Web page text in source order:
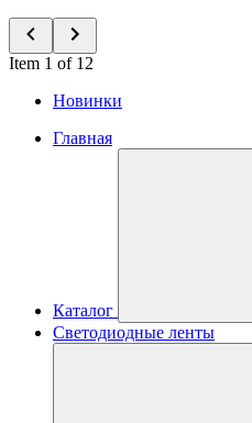
Item 1 of 12
Новинки
Главная
Каталог
Светодиодные ленты